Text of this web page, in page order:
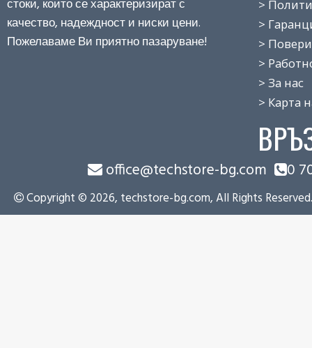
стоки, които се характеризират с
качество, надеждност и ниски цени.
Пожелаваме Ви приятно пазаруване!
>
>
>
> Работно
> За нас
> Карта на
office@techstore-bg.com 0
Copyright © 2026, techstore-bg.com, All Rights Reserved.